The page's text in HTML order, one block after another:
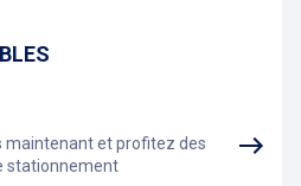
maintenant et profitez des
stationnement